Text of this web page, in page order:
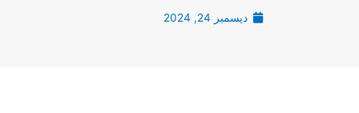
ديسمبر 24, 2024